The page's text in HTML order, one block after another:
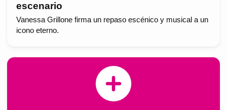
escenario
Vanessa Grillone firma un repaso escénico y musical a un
icono eterno.